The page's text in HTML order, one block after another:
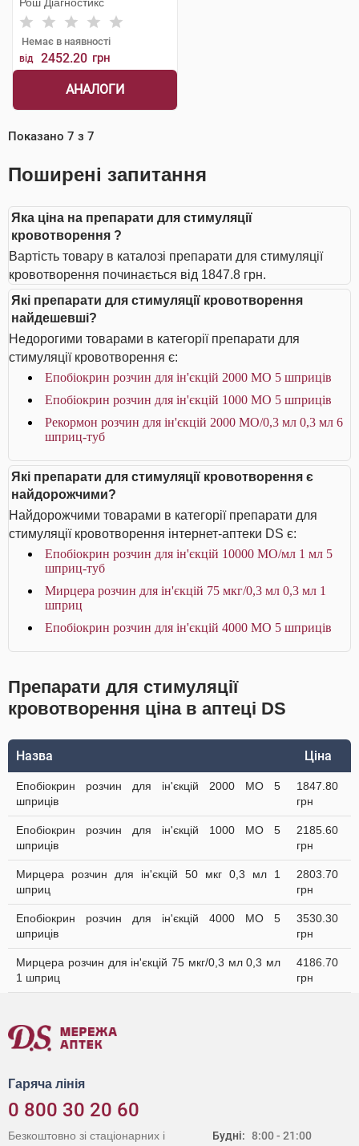
Немає в наявності
від 2452.20 грн
АНАЛОГИ
Показано 7 з 7
Поширені запитання
Яка ціна на препарати для стимуляції
кровотворення ?
Вартість товару в каталозі препарати для стимуляції
кровотворення починається від 1847.8 грн.
Які препарати для стимуляції кровотворення
найдешевші?
Недорогими товарами в категорії препарати для
стимуляції кровотворення є:
Епобіокрин розчин для ін'єкцій 2000 МО 5 шприців
Епобіокрин розчин для ін'єкцій 1000 МО 5 шприців
Рекормон розчин для ін'єкцій 2000 МО/0,3 мл 0,3 мл 6
шприц-туб
Які препарати для стимуляції кровотворення є
найдорожчими?
Найдорожчими товарами в категорії препарати для
стимуляції кровотворення інтернет-аптеки DS є:
Епобіокрин розчин для ін'єкцій 10000 МО/мл 1 мл 5
шприц-туб
Мирцера розчин для ін'єкцій 75 мкг/0,3 мл 0,3 мл 1
шприц
Епобіокрин розчин для ін'єкцій 4000 МО 5 шприців
Препарати для стимуляції
кровотворення ціна в аптеці DS
Назва Ціна
Епобіокрин розчин для ін'єкцій 2000 МО 5
шприців
1847.80
грн
Епобіокрин розчин для ін'єкцій 1000 МО 5
шприців
2185.60
грн
Мирцера розчин для ін'єкцій 50 мкг 0,3 мл 1
шприц
2803.70
грн
Епобіокрин розчин для ін'єкцій 4000 МО 5
шприців
3530.30
грн
Мирцера розчин для ін'єкцій 75 мкг/0,3 мл 0,3 мл
1 шприц
4186.70
грн
Гаряча лінія
0 800 30 20 60
Будні: 8:00 - 21:00
Безкоштовно зі стаціонарних і